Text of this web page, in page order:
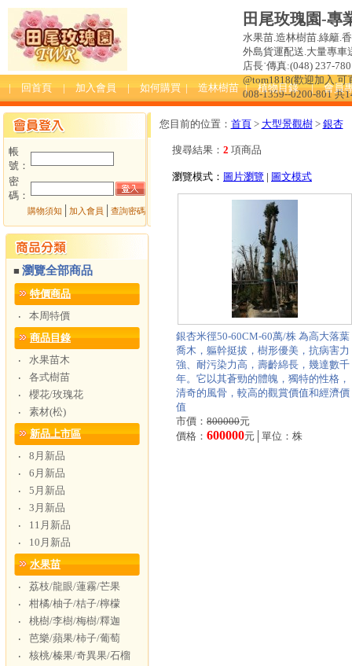
田尾玫瑰園-專
水果苗.造林樹苗.綠籬.
外島貨運配送.大量專車
店長˙傳真:(048) 237-
@tom1818(歡迎加入.
008-1359--0200-801 共
| 回首頁 | 加入會員 | 如何購買 | 造林樹苗 | 植物目錄 | 會員
帳
號：
密
碼：
購物須知 加入會員 查詢密碼
■ 瀏覽全部商品
特價商品
‧
本周特價
商品目錄
‧
水果苗木
‧
各式樹苗
‧
櫻花/玫瑰花
‧
素材(松)
新品上市區
‧
8月新品
‧
6月新品
‧
5月新品
‧
3月新品
‧
11月新品
‧
10月新品
水果苗
‧
荔枝/龍眼/蓮霧/芒果
‧
柑橘/柚子/桔子/檸檬
‧
桃樹/李樹/梅樹/釋迦
‧
芭樂/蘋果/柿子/葡萄
‧
核桃/榛果/奇異果/石榴
您目前的位置： 首頁> 大型景觀樹> 銀杏
搜尋結果： 2 項商品
瀏覽模式： 圖片瀏覽 | 圖文模式
銀杏米徑50-60CM-60萬/株 為高大落葉
喬木，軀幹挺拔，樹形優美，抗病害力
強、耐污染力高，壽齡綿長，幾達數千
年。它以其蒼勁的體魄，獨特的性格，
清奇的風骨，較高的觀賞價值和經濟價
值
市價： 800000元
價格： 600000元│單位：株